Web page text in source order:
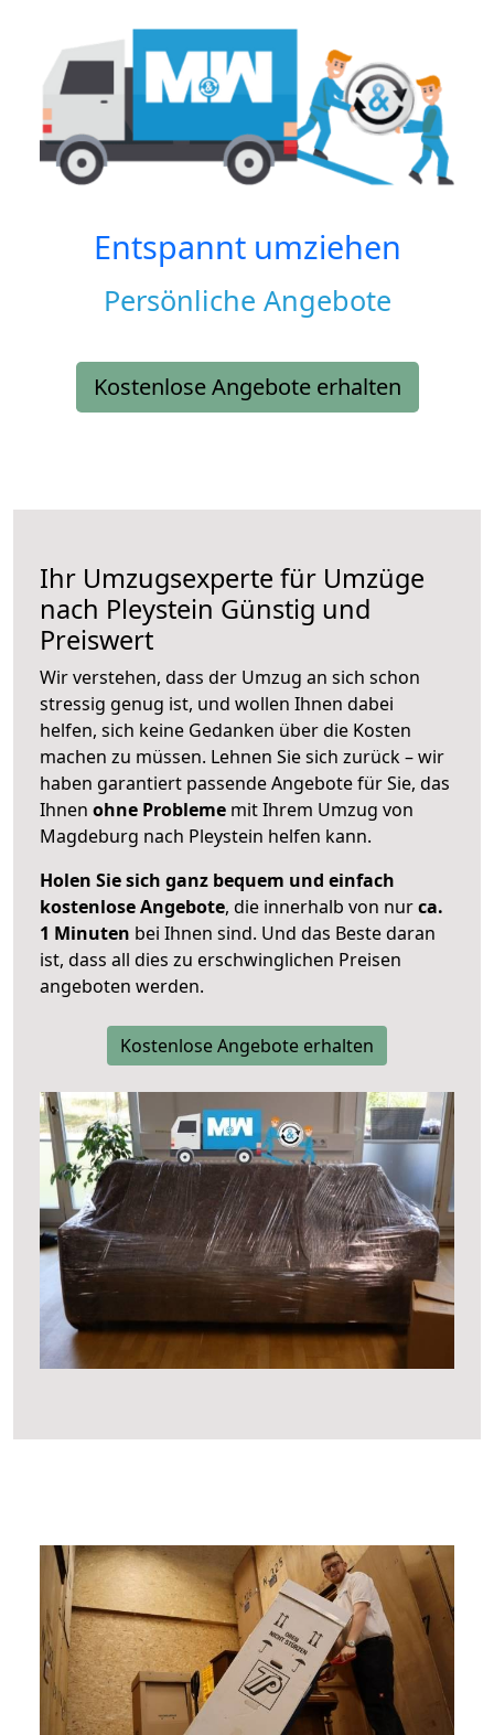
Entspannt umziehen
Persönliche Angebote
Kostenlose Angebote erhalten
Ihr Umzugsexperte für Umzüge
nach Pleystein Günstig und
Preiswert
Wir verstehen, dass der Umzug an sich schon
stressig genug ist, und wollen Ihnen dabei
helfen, sich keine Gedanken über die Kosten
machen zu müssen. Lehnen Sie sich zurück – wir
haben garantiert passende Angebote für Sie, das
Ihnen ohne Probleme mit Ihrem Umzug von
Magdeburg nach Pleystein helfen kann.
Holen Sie sich ganz bequem und einfach
kostenlose Angebote, die innerhalb von nurca.
1 Minuten bei Ihnen sind. Und das Beste daran
ist, dass all dies zu erschwinglichen Preisen
angeboten werden.
Kostenlose Angebote erhalten